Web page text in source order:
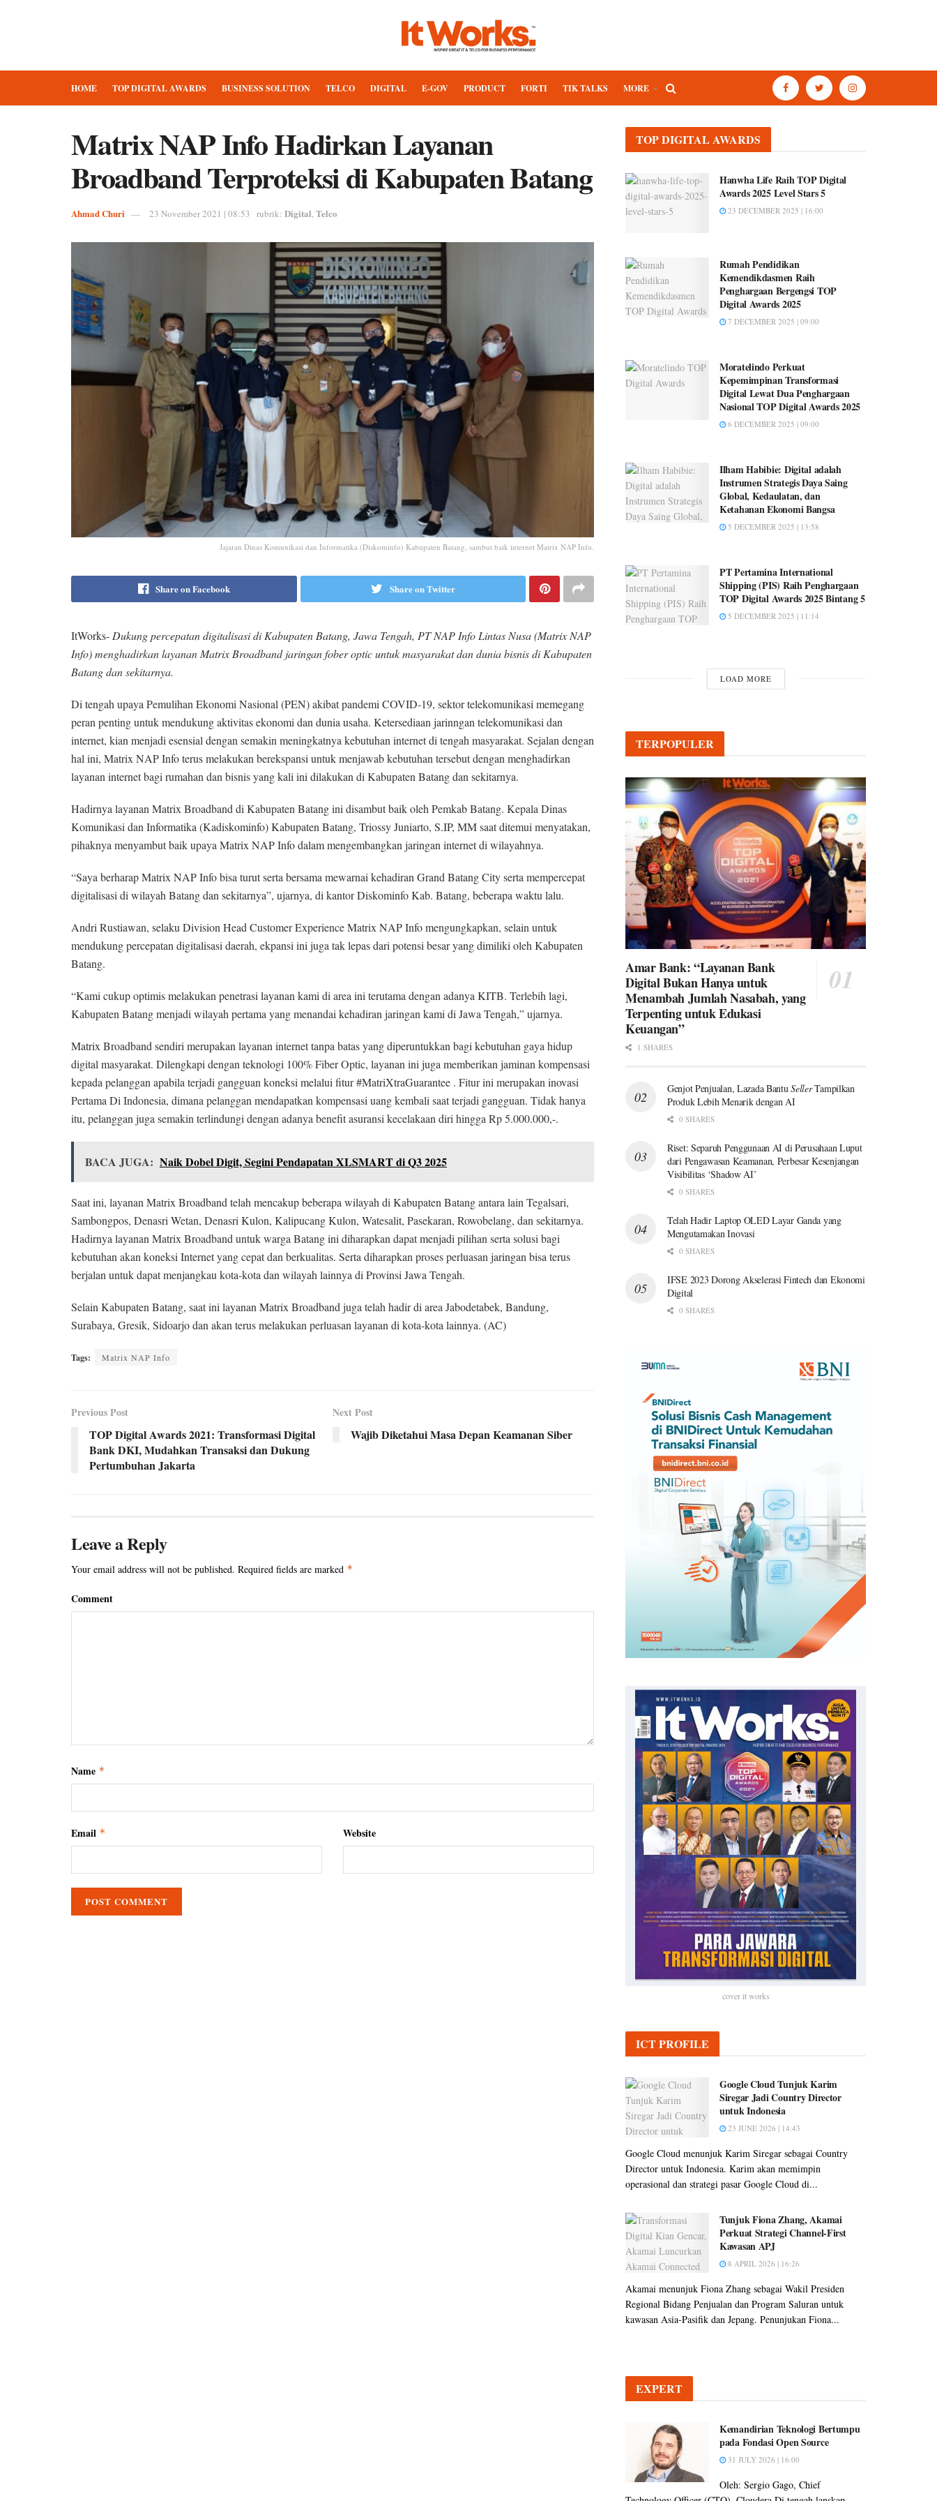
HOME TOP DIGITAL AWARDS BUSINESS SOLUTION TELCO DIGITAL E-GOV PRODUCT FORTI TIK TALKS MORE
Matrix NAP Info Hadirkan Layanan
Broadband Terproteksi di Kabupaten Batang
Ahmad Churi 23 November 2021 | 08:53 rubrik: Digital,Telco
Jajaran Dinas Komunikasi dan Informatika (Diskominfo) Kabupaten Batang, sambut baik internet Matrix NAP Info.
Share on Facebook Share on Twitter
ItWorks- Dukung percepatan digitalisasi di Kabupaten Batang, Jawa Tengah, PT NAP Info Lintas Nusa (Matrix NAP
Info) menghadirkan layanan Matrix Broadband jaringan fober optic untuk masyarakat dan dunia bisnis di Kabupaten
Batang dan sekitarnya.
Di tengah upaya Pemulihan Ekonomi Nasional (PEN) akibat pandemi COVID-19, sektor telekomunikasi memegang
peran penting untuk mendukung aktivitas ekonomi dan dunia usaha. Ketersediaan jarinngan telekomunikasi dan
internet, kian menjadi esensial dengan semakin meningkatnya kebutuhan internet di tengah masyarakat. Sejalan dengan
hal ini, Matrix NAP Info terus melakukan berekspansi untuk menjawab kebutuhan tersebut dengan menghadirkan
layanan internet bagi rumahan dan bisnis yang kali ini dilakukan di Kabupaten Batang dan sekitarnya.
Hadirnya layanan Matrix Broadband di Kabupaten Batang ini disambut baik oleh Pemkab Batang. Kepala Dinas
Komunikasi dan Informatika (Kadiskominfo) Kabupaten Batang, Triossy Juniarto, S.IP, MM saat ditemui menyatakan,
pihaknya menyambut baik upaya Matrix NAP Info dalam mengembangkan jaringan internet di wilayahnya.
“Saya berharap Matrix NAP Info bisa turut serta bersama mewarnai kehadiran Grand Batang City serta mempercepat
digitalisasi di wilayah Batang dan sekitarnya”, ujarnya, di kantor Diskominfo Kab. Batang, beberapa waktu lalu.
Andri Rustiawan, selaku Division Head Customer Experience Matrix NAP Info mengungkapkan, selain untuk
mendukung percepatan digitalisasi daerah, ekpansi ini juga tak lepas dari potensi besar yang dimiliki oleh Kabupaten
Batang.
“Kami cukup optimis melakukan penetrasi layanan kami di area ini terutama dengan adanya KITB. Terlebih lagi,
Kabupaten Batang menjadi wilayah pertama yang menandai kehadiran jaringan kami di Jawa Tengah,” ujarnya.
Matrix Broadband sendiri merupakan layanan internet tanpa batas yang diperuntukkan bagi kebutuhan gaya hidup
digital masyarakat. Dilengkapi dengan teknologi 100% Fiber Optic, layanan ini juga memberikan jaminan kompensasi
kepada pelanggan apabila terjadi gangguan koneksi melalui fitur #MatriXtraGuarantee . Fitur ini merupakan inovasi
Pertama Di Indonesia, dimana pelanggan mendapatkan kompensasi uang kembali saat terjadi gangguan. Tidak hanya
itu, pelanggan juga semakin terlindungi dengan adanya benefit asuransi kecelakaan diri hingga Rp 5.000.000,-.
BACA JUGA: Naik Dobel Digit, Segini Pendapatan XLSMART di Q3 2025
Saat ini, layanan Matrix Broadband telah mencakup beberapa wilayah di Kabupaten Batang antara lain Tegalsari,
Sambongpos, Denasri Wetan, Denasri Kulon, Kalipucang Kulon, Watesalit, Pasekaran, Rowobelang, dan sekitarnya.
Hadirnya layanan Matrix Broadband untuk warga Batang ini diharapkan dapat menjadi pilihan serta solusi bagi
kebutuhan akan koneksi Internet yang cepat dan berkualitas. Serta diharapkan proses perluasan jaringan bisa terus
berjalan untuk dapat menjangkau kota-kota dan wilayah lainnya di Provinsi Jawa Tengah.
Selain Kabupaten Batang, saat ini layanan Matrix Broadband juga telah hadir di area Jabodetabek, Bandung,
Surabaya, Gresik, Sidoarjo dan akan terus melakukan perluasan layanan di kota-kota lainnya. (AC)
Tags: Matrix NAP Info
Previous Post
TOP Digital Awards 2021: Transformasi Digital
Bank DKI, Mudahkan Transaksi dan Dukung
Pertumbuhan Jakarta
Next Post
Wajib Diketahui Masa Depan Keamanan Siber
Leave a Reply
Your email address will not be published. Required fields are marked *
Comment
Name *
Email * Website
TOP DIGITAL AWARDS
Hanwha Life Raih TOP Digital
Awards 2025 Level Stars 5
23 DECEMBER 2025 | 16:00
Rumah Pendidikan
Kemendikdasmen Raih
Penghargaan Bergengsi TOP
Digital Awards 2025
7 DECEMBER 2025 | 09:00
Moratelindo Perkuat
Kepemimpinan Transformasi
Digital Lewat Dua Penghargaan
Nasional TOP Digital Awards 2025
6 DECEMBER 2025 | 09:00
Ilham Habibie: Digital adalah
Instrumen Strategis Daya Saing
Global, Kedaulatan, dan
Ketahanan Ekonomi Bangsa
5 DECEMBER 2025 | 13:58
PT Pertamina International
Shipping (PIS) Raih Penghargaan
TOP Digital Awards 2025 Bintang 5
5 DECEMBER 2025 | 11:14
LOAD MORE
TERPOPULER
Amar Bank: “Layanan Bank
Digital Bukan Hanya untuk
Menambah Jumlah Nasabah, yang
Terpenting untuk Edukasi
Keuangan”
1 SHARES
Genjot Penjualan, Lazada BantuSellerTampilkan
Produk Lebih Menarik dengan AI
0 SHARES
Riset: Separuh Penggunaan AI di Perusahaan Luput
dari Pengawasan Keamanan, Perbesar Kesenjangan
Visibilitas ‘Shadow AI’
0 SHARES
Telah Hadir Laptop OLED Layar Ganda yang
Mengutamakan Inovasi
0 SHARES
IFSE 2023 Dorong Akselerasi Fintech dan Ekonomi
Digital
0 SHARES
cover it works
ICT PROFILE
Google Cloud Tunjuk Karim
Siregar Jadi Country Director
untuk Indonesia
23 JUNE 2026 | 14:43
Google Cloud menunjuk Karim Siregar sebagai Country
Director untuk Indonesia. Karim akan memimpin
operasional dan strategi pasar Google Cloud di...
Tunjuk Fiona Zhang, Akamai
Perkuat Strategi Channel-First
Kawasan APJ
8 APRIL 2026 | 16:26
Akamai menunjuk Fiona Zhang sebagai Wakil Presiden
Regional Bidang Penjualan dan Program Saluran untuk
kawasan Asia-Pasifik dan Jepang. Penunjukan Fiona...
EXPERT
Kemandirian Teknologi Bertumpu
pada Fondasi Open Source
31 JULY 2026 | 16:00
Oleh: Sergio Gago, Chief